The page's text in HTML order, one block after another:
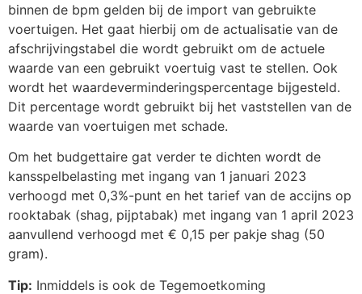
binnen de bpm gelden bij de import van gebruikte
voertuigen. Het gaat hierbij om de actualisatie van de
afschrijvingstabel die wordt gebruikt om de actuele
waarde van een gebruikt voertuig vast te stellen. Ook
wordt het waardeverminderingspercentage bijgesteld.
Dit percentage wordt gebruikt bij het vaststellen van de
waarde van voertuigen met schade.
Om het budgettaire gat verder te dichten wordt de
kansspelbelasting met ingang van 1 januari 2023
verhoogd met 0,3%-punt en het tarief van de accijns op
rooktabak (shag, pijptabak) met ingang van 1 april 2023
aanvullend verhoogd met € 0,15 per pakje shag (50
gram).
Tip: Inmiddels is ook de Tegemoetkoming